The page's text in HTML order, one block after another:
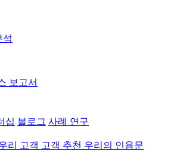
석
보고서
십 블로그 사례 연구
리 고객 고객 추천 우리의 인용문